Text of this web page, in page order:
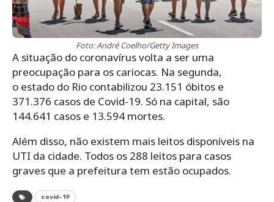
Foto: André Coelho/Getty Images
A situação do coronavírus volta a ser uma
preocupação para os cariocas. Na segunda,
o estado do Rio contabilizou 23.151 óbitos e
371.376 casos de Covid-19. Só na capital, são
144.641 casos e 13.594 mortes.
Além disso, não existem mais leitos disponíveis na
UTI da cidade. Todos os 288 leitos para casos
graves que a prefeitura tem estão ocupados.
covid-19